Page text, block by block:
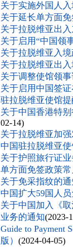
关于实施外国人
关于延长单方面
关于拉脱维亚出
关于启用“中国领
关于拉脱维亚入
关于拉脱维亚出
关于调整使馆领
关于启用中国签
驻拉脱维亚使馆
关于中国香港特
02-14)
关于拉脱维亚加
中国驻拉脱维亚
关于护照旅行证
单方面免签政策
关于免采指纹的
中国扩大59国人
关于中国加入《
业务的通知(2023-
Guide to Payment
版） (2024-04-05)